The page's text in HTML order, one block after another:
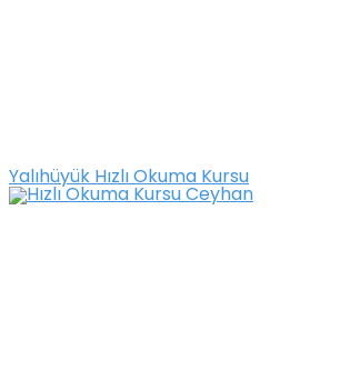
Yalıhüyük Hızlı Okuma Kursu